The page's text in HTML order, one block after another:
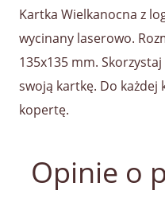
Kartka Wielkanocna z
wycinany laserowo.
135x135 mm.
swoją kartkę. Do każdej
kopertę.
Opinie o